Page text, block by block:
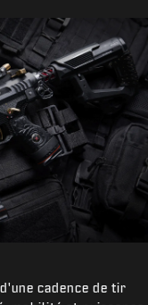
cadence de tir